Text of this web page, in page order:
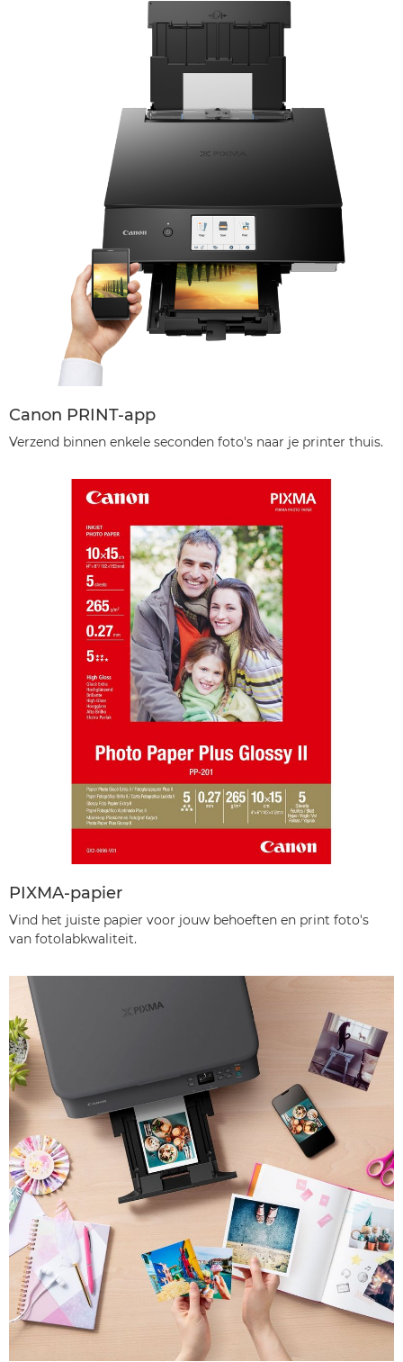
Canon PRINT-app
Verzend binnen enkele seconden foto's naar je printer thuis.
PIXMA-papier
Vind het juiste papier voor jouw behoeften en print foto's
van fotolabkwaliteit.